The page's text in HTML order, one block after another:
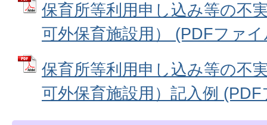
保育所等利用申し込み等の不
可外保育施設用） (PDFファ
保育所等利用申し込み等の不
可外保育施設用）記入例